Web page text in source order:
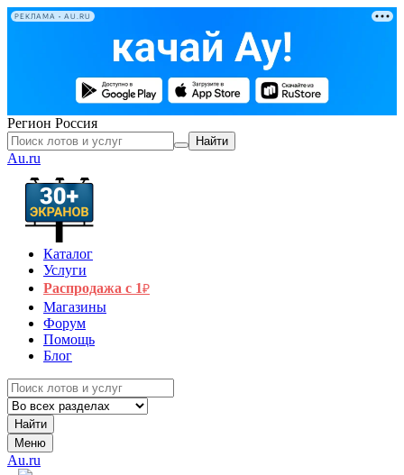
РЕКЛАМА • AU.RU
Регион Россия
Найти
Au.ru
Каталог
Услуги
Распродажа с 1₽
Магазины
Форум
Помощь
Блог
Найти
Меню
Au.ru